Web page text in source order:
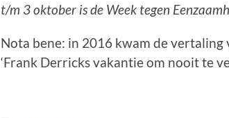
t/m 3 oktober is de Week tegen
Nota bene: in 2016 kwam de
‘Frank Derricks vakantie om nooit te